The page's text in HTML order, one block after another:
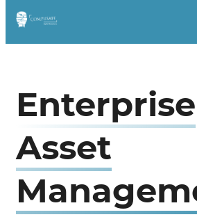
Inhalt
springen
Enterprise
Asset